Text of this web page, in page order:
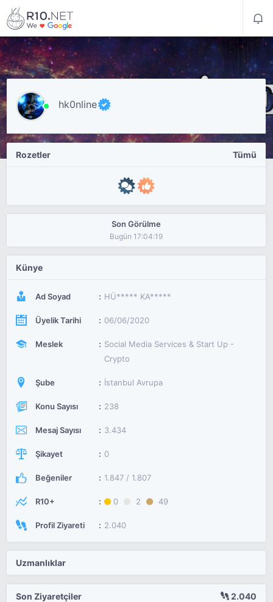
hk0nline
Rozetler Tümü
Son Görülme
Bugün 17:04:19
Künye
Ad Soyad HÜ***** KA*****
Üyelik Tarihi 06/06/2020
Meslek
Social Media Services & Start Up -
Crypto
Şube İstanbul Avrupa
Konu Sayısı 238
Mesaj Sayısı 3.434
Şikayet 0
Beğeniler 1.847 / 1.807
R10+ 0 2 49
Profil Ziyareti 2.040
Uzmanlıklar
Son Ziyaretçiler 2.040